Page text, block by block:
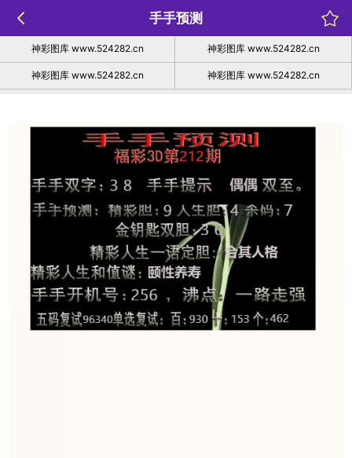
手手预测
神彩图库 www.524282.cn 神彩图库 www.524282.cn
神彩图库 www.524282.cn 神彩图库 www.524282.cn